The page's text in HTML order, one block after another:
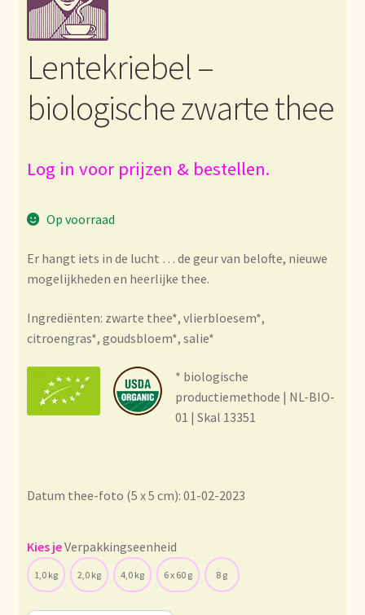
Bezahlung und Rabatte
Bienvenue dans notre commerce de gros de thé !
Bio-Zertifikate
Certificats biologiques
Commande et délai de livraison
Condiciones generales
Conditions générales
Contact
Contact
Contacto
Lentekriebel –
biologische zwarte thee
Log in voor prijzen & bestellen.
Op voorraad
Er hangt iets in de lucht … de geur van belofte, nieuwe
mogelijkheden en heerlijke thee.
Ingrediënten: zwarte thee*, vlierbloesem*,
citroengras*, goudsbloem*, salie*
* biologische
productiemethode | NL-BIO-
01 | Skal 13351
Datum thee-foto (5 x 5 cm): 01-02-2023
Verpakkingseenheid
1,0 kg 2,0 kg 4,0 kg 6 x 60 g 8 g